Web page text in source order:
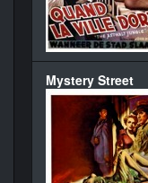
Mystery Street